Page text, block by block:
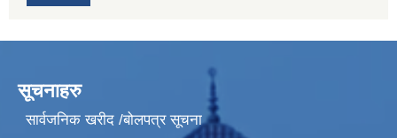
सूचनाहरु
सार्वजनिक खरीद /बोलपत्र सूचना